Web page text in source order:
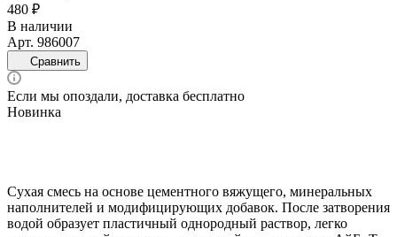
480 ₽
В наличии
Арт. 986007
Сравнить
Если мы опоздали, доставка бесплатно
Новинка
Сухая смесь на основе цементного вяжущего, минеральных
наполнителей и модифицирующих добавок. После затворения
водой образует пластичный однородный раствор, легко